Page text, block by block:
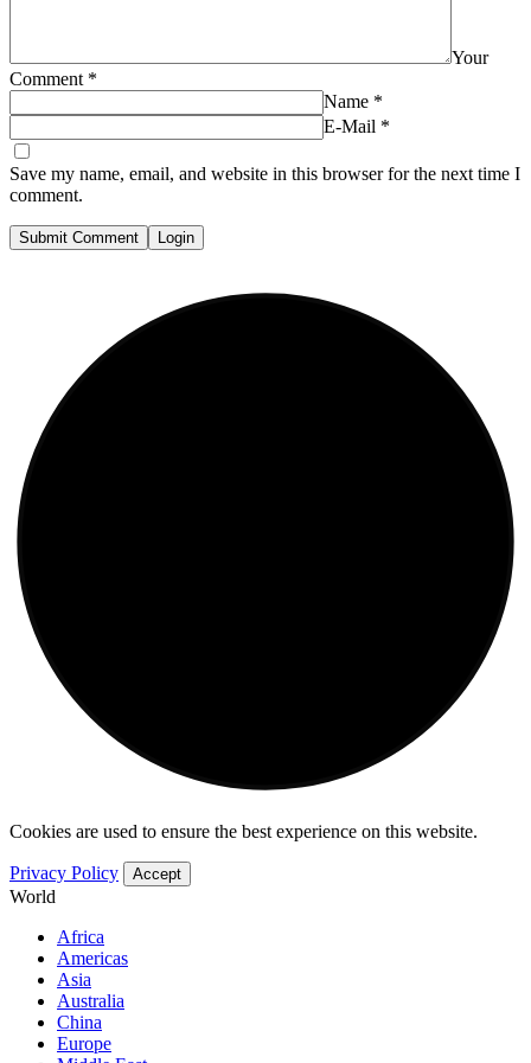
Your
Comment*
Name *
E-Mail *
Save my name, email, and website in this browser for the next time I
comment.
Submit Comment Login
Cookies are used to ensure the best experience on this website.
Privacy Policy Accept
World
Africa
Americas
Asia
Australia
China
Europe